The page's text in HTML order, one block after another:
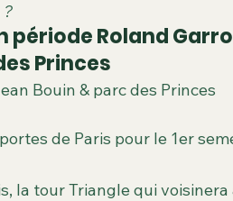
?
période Roland
Princes
Bouin & parc des Princes
de Paris pour le 1er
la tour Triangle qui